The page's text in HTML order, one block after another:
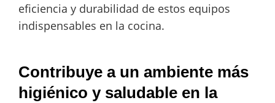
eficiencia y durabilidad de estos equipos
indispensables en la cocina.
Contribuye a un ambiente más
higiénico y saludable en la